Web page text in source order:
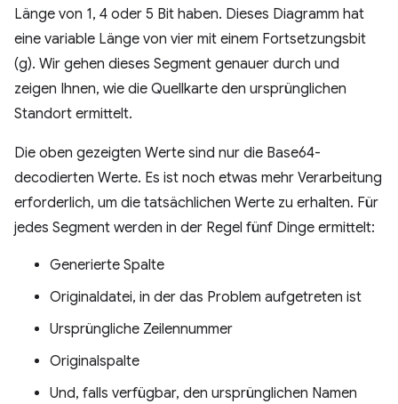
Länge von 1, 4 oder 5 Bit haben. Dieses Diagramm hat
eine variable Länge von vier mit einem Fortsetzungsbit
(g). Wir gehen dieses Segment genauer durch und
zeigen Ihnen, wie die Quellkarte den ursprünglichen
Standort ermittelt.
Die oben gezeigten Werte sind nur die Base64-
decodierten Werte. Es ist noch etwas mehr Verarbeitung
erforderlich, um die tatsächlichen Werte zu erhalten. Für
jedes Segment werden in der Regel fünf Dinge ermittelt:
Generierte Spalte
Originaldatei, in der das Problem aufgetreten ist
Ursprüngliche Zeilennummer
Originalspalte
Und, falls verfügbar, den ursprünglichen Namen